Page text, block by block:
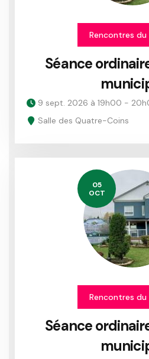
Rencontres du
Séance
9 sept. 2026 à 19h00 -
Salle des Quatre-Coins
05
OCT
Rencontres du
Séance